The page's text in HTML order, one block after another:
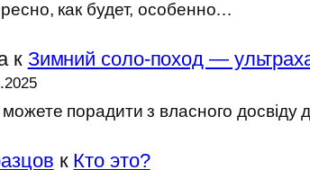
как будет, особенно…
к Зимний соло-поход —
порадити з власного
к Кто это?